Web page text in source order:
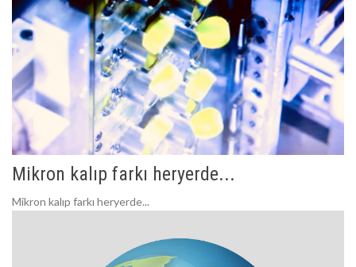
Mikron kalıp farkı heryerde...
Mikron kalıp farkı heryerde...